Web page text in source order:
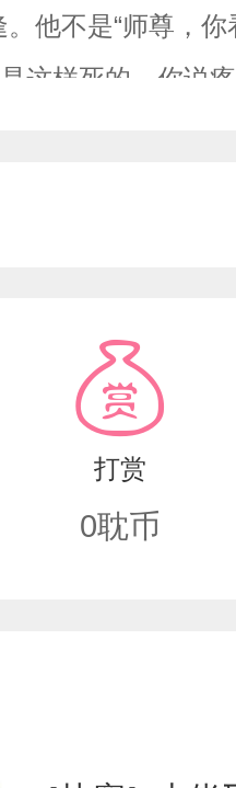
他不是“师尊，
是这样死的，你
弟”
打赏
0耽币